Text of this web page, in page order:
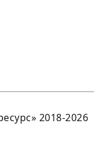
2018-2026